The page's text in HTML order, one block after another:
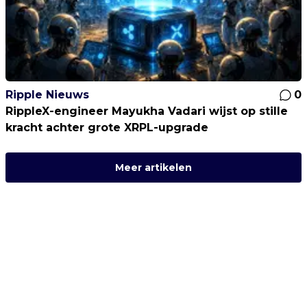
Ripple Nieuws
0
RippleX-engineer Mayukha Vadari wijst op stille
kracht achter grote XRPL-upgrade
Meer artikelen